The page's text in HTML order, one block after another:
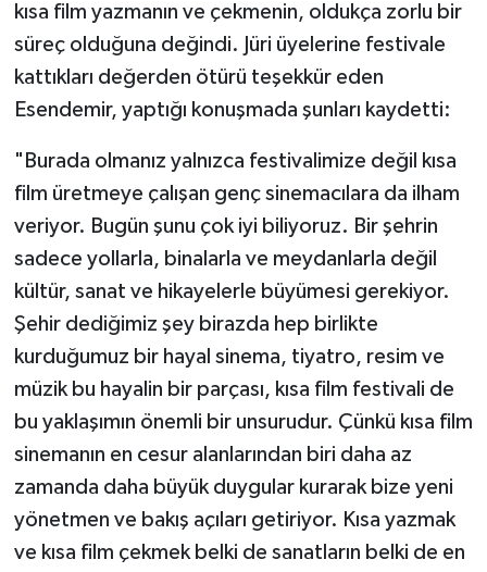
kısa film yazmanın ve çekmenin, oldukça zorlu bir
süreç olduğuna değindi. Jüri üyelerine festivale
kattıkları değerden ötürü teşekkür eden
Esendemir, yaptığı konuşmada şunları kaydetti:
"Burada olmanız yalnızca festivalimize değil kısa
film üretmeye çalışan genç sinemacılara da ilham
veriyor. Bugün şunu çok iyi biliyoruz. Bir şehrin
sadece yollarla, binalarla ve meydanlarla değil
kültür, sanat ve hikayelerle büyümesi gerekiyor.
Şehir dediğimiz şey birazda hep birlikte
kurduğumuz bir hayal sinema, tiyatro, resim ve
müzik bu hayalin bir parçası, kısa film festivali de
bu yaklaşımın önemli bir unsurudur. Çünkü kısa film
sinemanın en cesur alanlarından biri daha az
zamanda daha büyük duygular kurarak bize yeni
yönetmen ve bakış açıları getiriyor. Kısa yazmak
ve kısa film çekmek belki de sanatların belki de en